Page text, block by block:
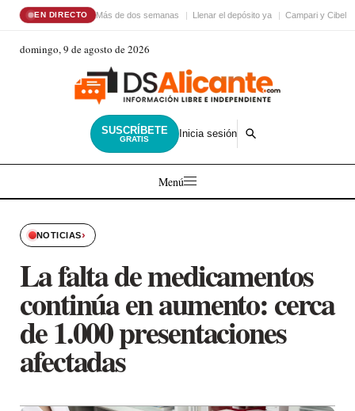
EN DIRECTO Más de dos semanas Llenar el depósito ya Campari y
domingo, 9 de agosto de 2026
SUSCRÍBETE
GRATIS Inicia sesión
Menú
NOTICIAS›
La falta de medicamentos
continúa en aumento: cerca
de 1.000 presentaciones
afectadas